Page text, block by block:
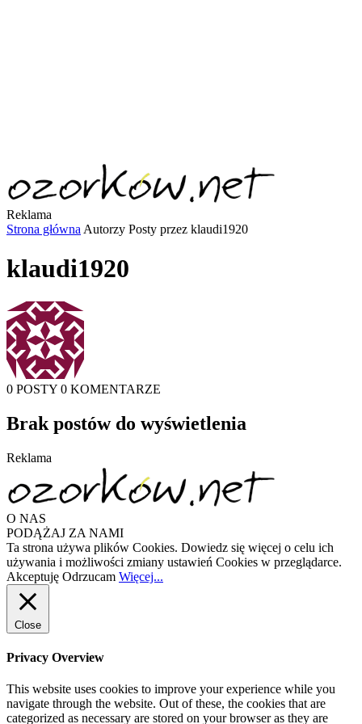
Reklama
Strona główna Autorzy Posty przez klaudi1920
klaudi1920
0 POSTY 0 KOMENTARZE
Brak postów do wyświetlenia
Reklama
O NAS
PODĄŻAJ ZA NAMI
Ta strona używa plików Cookies. Dowiedz się więcej o celu ich
używania i możliwości zmiany ustawień Cookies w przeglądarce.
Akceptuję Odrzucam Więcej...
Close
Privacy Overview
This website uses cookies to improve your experience while you
navigate through the website. Out of these, the cookies that are
categorized as necessary are stored on your browser as they are